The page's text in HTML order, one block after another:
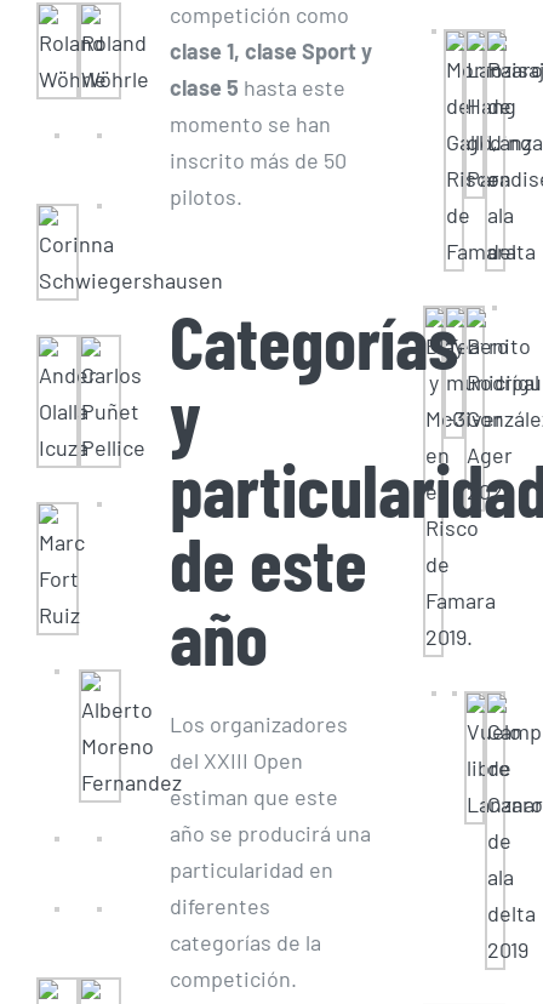
competición como
clase 1, clase Sport y
clase 5 hasta este
momento se han
inscrito más de 50
pilotos.
Categorías
y
de este
año
Los organizadores
del XXIII Open
estiman que este
año se producirá una
particularidad en
diferentes
categorías de la
competición.